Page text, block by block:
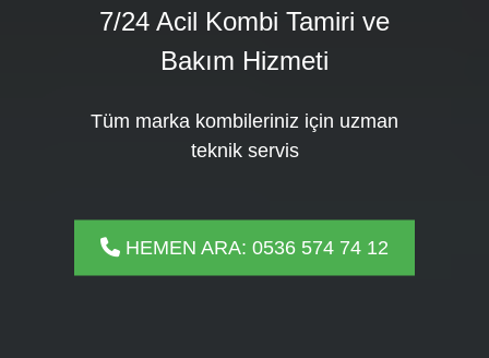
7/24 Acil Kombi Tamiri ve
Bakım Hizmeti
Tüm marka kombileriniz için uzman
teknik servis
HEMEN ARA: 0536 574 74 12